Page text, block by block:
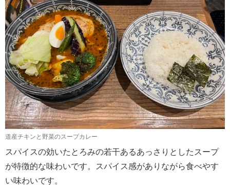
道産チキンと野菜のスープカレー
スパイスの効いたとろみの若干あるあっさりとしたスープ
が特徴的な味わいです。スパイス感がありながら食べやす
い味わいです。